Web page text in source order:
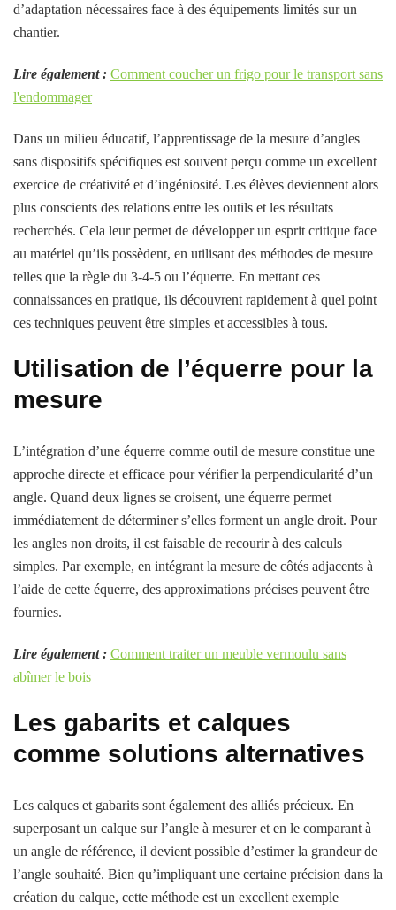
d’adaptation nécessaires face à des équipements limités sur un
chantier.
Lire également : Comment coucher un frigo pour le transport sans
l'endommager
Dans un milieu éducatif, l’apprentissage de la mesure d’angles
sans dispositifs spécifiques est souvent perçu comme un excellent
exercice de créativité et d’ingéniosité. Les élèves deviennent alors
plus conscients des relations entre les outils et les résultats
recherchés. Cela leur permet de développer un esprit critique face
au matériel qu’ils possèdent, en utilisant des méthodes de mesure
telles que la règle du 3-4-5 ou l’équerre. En mettant ces
connaissances en pratique, ils découvrent rapidement à quel point
ces techniques peuvent être simples et accessibles à tous.
Utilisation de l’équerre pour la
mesure
L’intégration d’une équerre comme outil de mesure constitue une
approche directe et efficace pour vérifier la perpendicularité d’un
angle. Quand deux lignes se croisent, une équerre permet
immédiatement de déterminer s’elles forment un angle droit. Pour
les angles non droits, il est faisable de recourir à des calculs
simples. Par exemple, en intégrant la mesure de côtés adjacents à
l’aide de cette équerre, des approximations précises peuvent être
fournies.
Lire également : Comment traiter un meuble vermoulu sans
abîmer le bois
Les gabarits et calques
comme solutions alternatives
Les calques et gabarits sont également des alliés précieux. En
superposant un calque sur l’angle à mesurer et en le comparant à
un angle de référence, il devient possible d’estimer la grandeur de
l’angle souhaité. Bien qu’impliquant une certaine précision dans la
création du calque, cette méthode est un excellent exemple